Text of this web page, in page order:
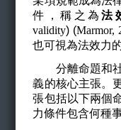
件，稱之為法
validity) (Marmor,
也可視為法效力
分離命題和社
義的核心主張。
張包括以下兩個
力條件包含何種